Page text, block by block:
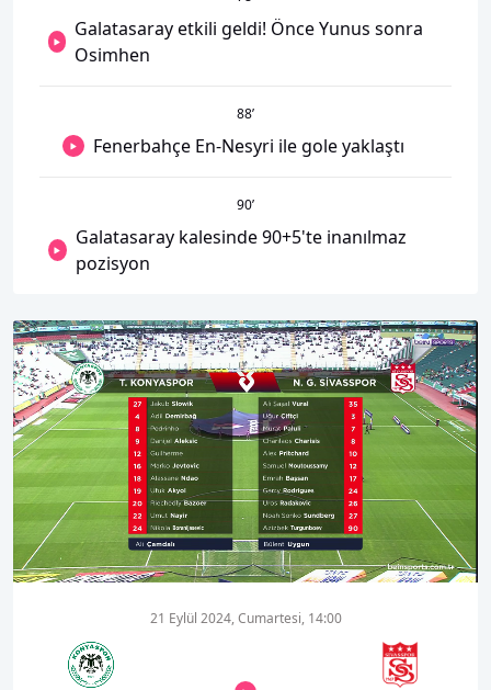
Galatasaray etkili geldi! Önce Yunus sonra
Osimhen
88’
Fenerbahçe En-Nesyri ile gole yaklaştı
90’
Galatasaray kalesinde 90+5'te inanılmaz
pozisyon
00:18 01:52
21 Eylül 2024, Cumartesi, 14:00